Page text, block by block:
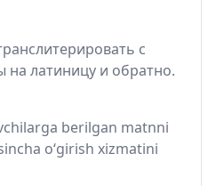
с
на латиницу и обратно.
berilgan matnni
o‘girish xizmatini